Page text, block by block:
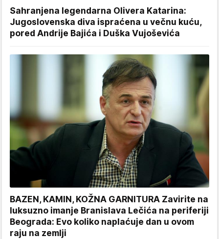
Sahranjena legendarna Olivera Katarina:
Jugoslovenska diva ispraćena u večnu kuću,
pored Andrije Bajića i Duška Vujoševića
BAZEN, KAMIN, KOŽNA GARNITURA Zavirite na
luksuzno imanje Branislava Lečića na periferiji
Beograda: Evo koliko naplaćuje dan u ovom
raju na zemlji